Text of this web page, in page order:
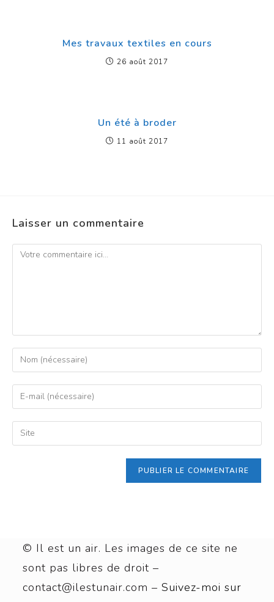
Mes travaux textiles en cours
26 août 2017
Un été à broder
11 août 2017
Laisser un commentaire
© Il est un air. Les images de ce site ne
sont pas libres de droit –
contact@ilestunair.com –Suivez-moi sur